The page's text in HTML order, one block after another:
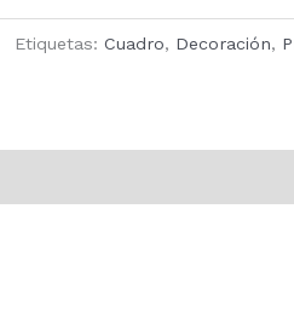
Etiquetas: Cuadro, Decoración,